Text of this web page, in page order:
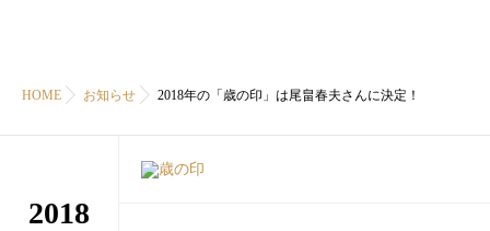
HOME お知らせ 2018年の「歳の印」は尾畠春夫さんに決定！
2018